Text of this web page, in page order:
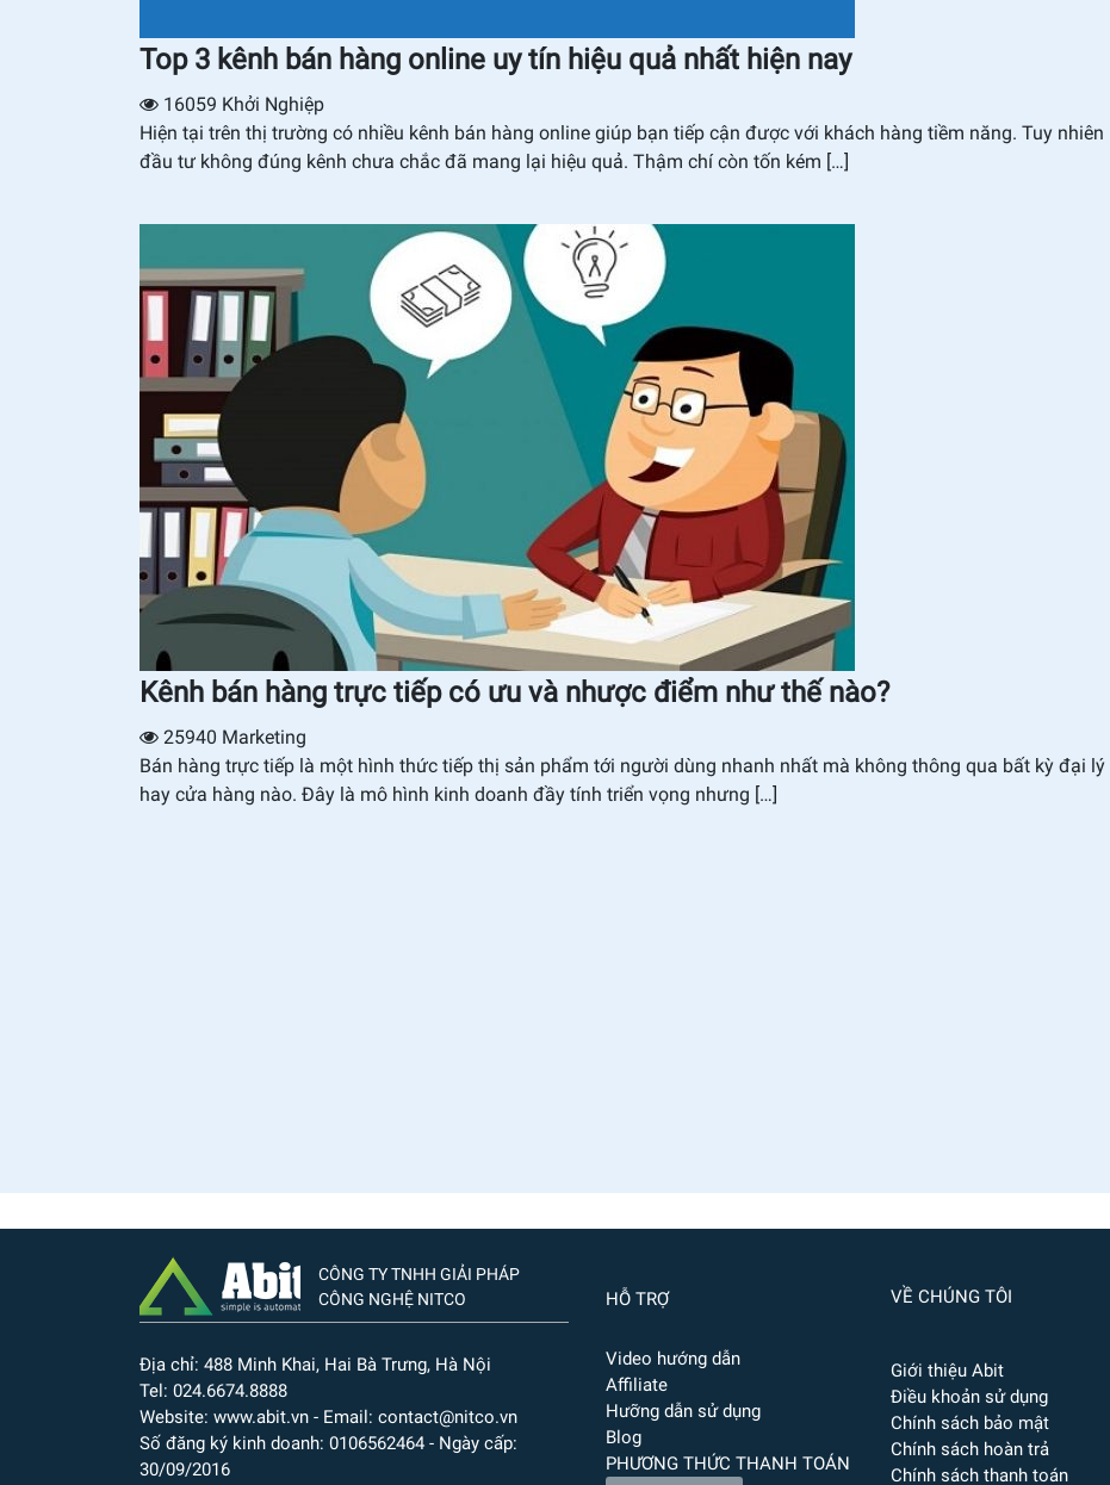
Top 3 kênh bán hàng online uy tín hiệu quả nhất hiện nay
16059 Khởi Nghiệp
Hiện tại trên thị trường có nhiều kênh bán hàng online giúp bạn tiếp cận được với khách hàng tiềm năng. Tuy nhiên
đầu tư không đúng kênh chưa chắc đã mang lại hiệu quả. Thậm chí còn tốn kém […]
Kênh bán hàng trực tiếp có ưu và nhược điểm như thế nào?
25940 Marketing
Bán hàng trực tiếp là một hình thức tiếp thị sản phẩm tới người dùng nhanh nhất mà không thông qua bất kỳ đại lý
hay cửa hàng nào. Đây là mô hình kinh doanh đầy tính triển vọng nhưng […]
CÔNG TY TNHH GIẢI PHÁP
CÔNG NGHỆ NITCO
Địa chỉ: 488 Minh Khai, Hai Bà Trưng, Hà Nội
Tel: 024.6674.8888
Website: www.abit.vn - Email: contact@nitco.vn
Số đăng ký kinh doanh: 0106562464 - Ngày cấp:
30/09/2016
HỖ TRỢ
Video hướng dẫn
Affiliate
Hưỡng dẫn sử dụng
Blog
PHƯƠNG THỨC THANH TOÁN
VỀ CHÚNG TÔI
Giới thiệu Abit
Điều khoản sử dụng
Chính sách bảo mật
Chính sách hoàn trả
Chính sách thanh toán